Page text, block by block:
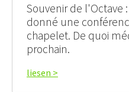
Souvenir de l'Octave
donné une
chapelet. De quoi
prochain.
liesen >